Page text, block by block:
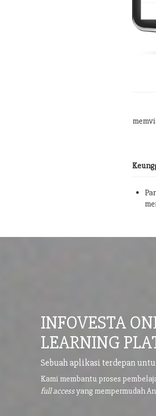
INFOVESTA
LEARNING
Sebuah aplikasi terdepan
Kami membantu proses
full accessyang mempermudah